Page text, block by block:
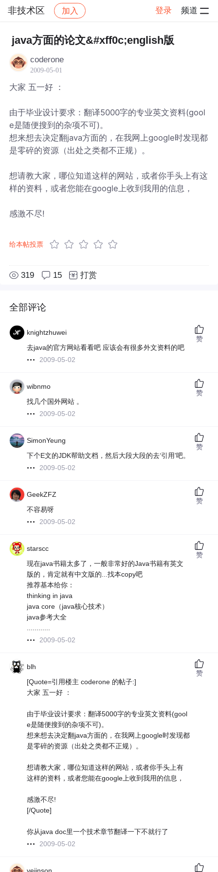
非技术区 加入 登录 频道
社区 非技术区 帖子详情
java方面的论文&#xff0c;english版
coderone
2009-05-01
大家 五一好 ：
由于毕业设计要求：翻译5000字的专业英文资料(gool
e是随便搜到的杂项不可)。
想来想去决定翻java方面的，在我网上google时发现都
是零碎的资源（出处之类都不正规）。
想请教大家，哪位知道这样的网站，或者你手头上有这
样的资料，或者您能在google上收到我用的信息，
感激不尽!
给本帖投票
319 15 打赏
全部评论
knightzhuwei
去java的官方网站看看吧 应该会有很多外文资料的吧
2009-05-02
赞
wibnmo
找几个国外网站 。
2009-05-02
赞
SimonYeung
下个E文的JDK帮助文档，然后大段大段的去‘引用’吧。
2009-05-02
赞
GeekZFZ
不容易呀
2009-05-02
赞
starscc
现在java书籍太多了，一般非常好的Java书籍有英文
版的，肯定就有中文版的...找本copy吧
推荐基本给你：
thinking in java
java core（java核心技术）
java参考大全
............
2009-05-02
赞
blh
[Quote=引用楼主 coderone 的帖子:]
大家 五一好 ：
由于毕业设计要求：翻译5000字的专业英文资料(gool
e是随便搜到的杂项不可)。
想来想去决定翻java方面的，在我网上google时发现都
是零碎的资源（出处之类都不正规）。
想请教大家，哪位知道这样的网站，或者你手头上有
这样的资料，或者您能在google上收到我用的信息，
感激不尽!
[/Quote]
你从java doc里一个技术章节翻译一下不就行了
2009-05-02
赞